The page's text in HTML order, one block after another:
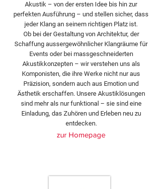
Akustik – von der ersten Idee bis hin zur
perfekten Ausführung – und stellen sicher, dass
jeder Klang an seinem richtigen Platz ist.
Ob bei der Gestaltung von Architektur, der
Schaffung aussergewöhnlicher Klangräume für
Events oder bei massgeschneiderten
Akustikkonzepten – wir verstehen uns als
Komponisten, die ihre Werke nicht nur aus
Präzision, sondern auch aus Emotion und
Ästhetik erschaffen. Unsere Akustiklösungen
sind mehr als nur funktional – sie sind eine
Einladung, das Zuhören und Erleben neu zu
entdecken.
zur Homepage